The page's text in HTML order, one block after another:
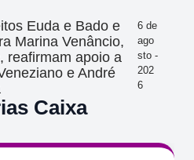
Euda e Bado e
Marina Venâncio,
reafirmam apoio a
e André
6 de
ago
sto -
202
6
Caixa